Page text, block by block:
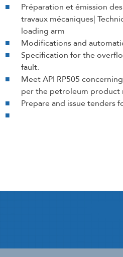
Préparation et émission
travaux mécaniques|
loading arm
Modifications and
Specification for the
fault.
Meet API RP505
per the petroleum product
Prepare and issue tenders